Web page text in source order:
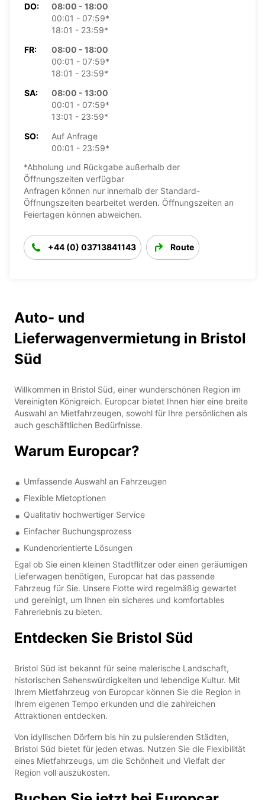
DO:
08:00 - 18:00
00:01 - 07:59*
18:01 - 23:59*
FR:
08:00 - 18:00
00:01 - 07:59*
18:01 - 23:59*
SA:
08:00 - 13:00
00:01 - 07:59*
13:01 - 23:59*
SO:
Auf Anfrage
00:01 - 23:59*
*Abholung und Rückgabe außerhalb der
Öffnungszeiten verfügbar
Anfragen können nur innerhalb der Standard-
Öffnungszeiten bearbeitet werden. Öffnungszeiten an
Feiertagen können abweichen.
+44 (0) 03713841143 Route
Auto- und
Lieferwagenvermietung in Bristol
Süd
Willkommen in Bristol Süd, einer wunderschönen Region im
Vereinigten Königreich. Europcar bietet Ihnen hier eine breite
Auswahl an Mietfahrzeugen, sowohl für Ihre persönlichen als
auch geschäftlichen Bedürfnisse.
Warum Europcar?
Umfassende Auswahl an Fahrzeugen
Flexible Mietoptionen
Qualitativ hochwertiger Service
Einfacher Buchungsprozess
Kundenorientierte Lösungen
Egal ob Sie einen kleinen Stadtflitzer oder einen geräumigen
Lieferwagen benötigen, Europcar hat das passende
Fahrzeug für Sie. Unsere Flotte wird regelmäßig gewartet
und gereinigt, um Ihnen ein sicheres und komfortables
Fahrerlebnis zu bieten.
Entdecken Sie Bristol Süd
Bristol Süd ist bekannt für seine malerische Landschaft,
historischen Sehenswürdigkeiten und lebendige Kultur. Mit
Ihrem Mietfahrzeug von Europcar können Sie die Region in
Ihrem eigenen Tempo erkunden und die zahlreichen
Attraktionen entdecken.
Von idyllischen Dörfern bis hin zu pulsierenden Städten,
Bristol Süd bietet für jeden etwas. Nutzen Sie die Flexibilität
eines Mietfahrzeugs, um die Schönheit und Vielfalt der
Region voll auszukosten.